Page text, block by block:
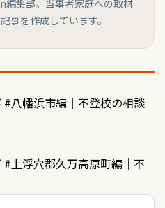
編集部。当事者家庭への取材
事を作成しています。
八幡浜市編｜不登校の相談
上浮穴郡久万高原町編｜不